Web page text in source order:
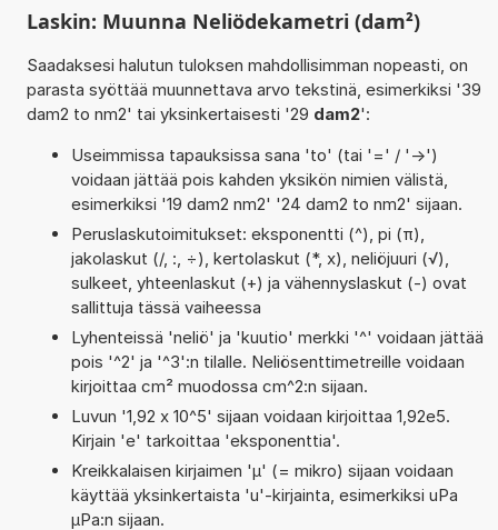
Laskin: Muunna Neliödekametri (dam²)
Saadaksesi halutun tuloksen mahdollisimman nopeasti, on
parasta syöttää muunnettava arvo tekstinä, esimerkiksi '39
dam2 to nm2' tai yksinkertaisesti '29 dam2':
Useimmissa tapauksissa sana 'to' (tai '=' / '->')
voidaan jättää pois kahden yksikön nimien välistä,
esimerkiksi '19 dam2 nm2' '24 dam2 to nm2' sijaan.
Peruslaskutoimitukset: eksponentti (^), pi (π),
jakolaskut (/, :, ÷), kertolaskut (*, x), neliöjuuri (√),
sulkeet, yhteenlaskut (+) ja vähennyslaskut (-) ovat
sallittuja tässä vaiheessa
Lyhenteissä 'neliö' ja 'kuutio' merkki '^' voidaan jättää
pois '^2' ja '^3':n tilalle. Neliösenttimetreille voidaan
kirjoittaa cm² muodossa cm^2:n sijaan.
Luvun '1,92 x 10^5' sijaan voidaan kirjoittaa 1,92e5.
Kirjain 'e' tarkoittaa 'eksponenttia'.
Kreikkalaisen kirjaimen 'µ' (= mikro) sijaan voidaan
käyttää yksinkertaista 'u'-kirjainta, esimerkiksi uPa
µPa:n sijaan.